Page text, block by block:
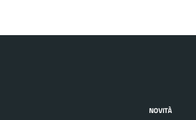
NOVITÀ